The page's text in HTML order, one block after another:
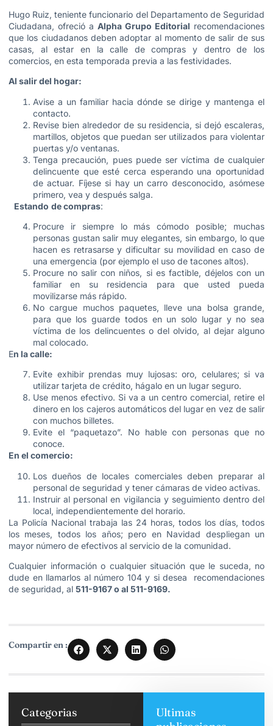
Hugo Ruiz, teniente funcionario del Departamento de Seguridad
Ciudadana, ofreció a Alpha Grupo Editorial recomendaciones
que los ciudadanos deben adoptar al momento de salir de sus
casas, al estar en la calle de compras y dentro de los
comercios, en esta temporada previa a las festividades.
Al salir del hogar:
Avise a un familiar hacia dónde se dirige y mantenga el
contacto.
Revise bien alrededor de su residencia, si dejó escaleras,
martillos, objetos que puedan ser utilizados para violentar
puertas y/o ventanas.
Tenga precaución, pues puede ser víctima de cualquier
delincuente que esté cerca esperando una oportunidad
de actuar. Fíjese si hay un carro desconocido, asómese
primero, vea y después salga.
Estando de compras:
Procure ir siempre lo más cómodo posible; muchas
personas gustan salir muy elegantes, sin embargo, lo que
hacen es retrasarse y dificultar su movilidad en caso de
una emergencia (por ejemplo el uso de tacones altos).
Procure no salir con niños, si es factible, déjelos con un
familiar en su residencia para que usted pueda
movilizarse más rápido.
No cargue muchos paquetes, lleve una bolsa grande,
para que los guarde todos en un solo lugar y no sea
víctima de los delincuentes o del olvido, al dejar alguno
mal colocado.
En la calle:
Evite exhibir prendas muy lujosas: oro, celulares; si va
utilizar tarjeta de crédito, hágalo en un lugar seguro.
Use menos efectivo. Si va a un centro comercial, retire el
dinero en los cajeros automáticos del lugar en vez de salir
con muchos billetes.
Evite el “paquetazo”. No hable con personas que no
conoce.
En el comercio:
Los dueños de locales comerciales deben preparar al
personal de seguridad y tener cámaras de video activas.
Instruir al personal en vigilancia y seguimiento dentro del
local, independientemente del horario.
La Policía Nacional trabaja las 24 horas, todos los días, todos
los meses, todos los años; pero en Navidad despliegan un
mayor número de efectivos al servicio de la comunidad.
Cualquier información o cualquier situación que le suceda, no
dude en llamarlos al número 104 y si desea recomendaciones
de seguridad, al 511-9167 o al 511-9169.
Compartir en :
Categorias
Ultimas